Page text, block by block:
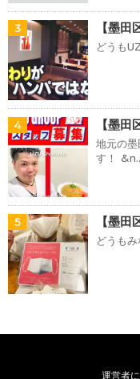
3 【墨
どうも
4 【墨
地元の
す！
5 【墨
どうも
運営者